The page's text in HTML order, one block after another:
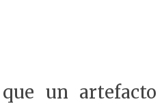
un artefacto